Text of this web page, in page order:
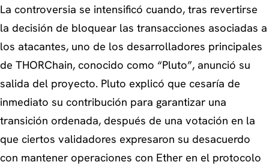
La controversia se intensificó cuando, tras revertirse
la decisión de bloquear las transacciones asociadas a
los atacantes, uno de los desarrolladores principales
de THORChain, conocido como “Pluto”, anunció su
salida del proyecto. Pluto explicó que cesaría de
inmediato su contribución para garantizar una
transición ordenada, después de una votación en la
que ciertos validadores expresaron su desacuerdo
con mantener operaciones con Ether en el protocolo